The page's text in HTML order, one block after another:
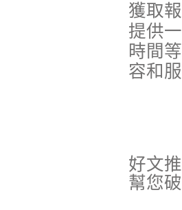
獲取
提供
時間
容和
好文
幫您